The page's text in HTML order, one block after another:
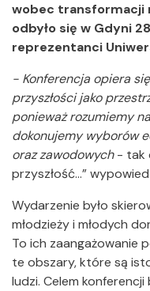
wobec transformacji
odbyło się w Gdyni
reprezentanci
- Konferencja opiera
przyszłości jako
ponieważ rozumiemy
dokonujemy wyborów
oraz zawodowych- tak
przyszłość…”
Wydarzenie było
młodzieży i młodych
To ich zaangażowanie
te obszary, które są
ludzi. Celem